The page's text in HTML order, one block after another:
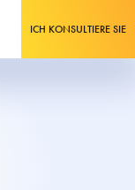
ICH KONSULTIERE SIE